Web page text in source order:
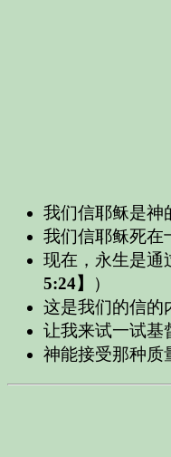
我们信耶稣是神
我们信耶稣死在
现在，永生是通
5:24】
）
这是我们的信的
让我来试一试基
神能接受那种质